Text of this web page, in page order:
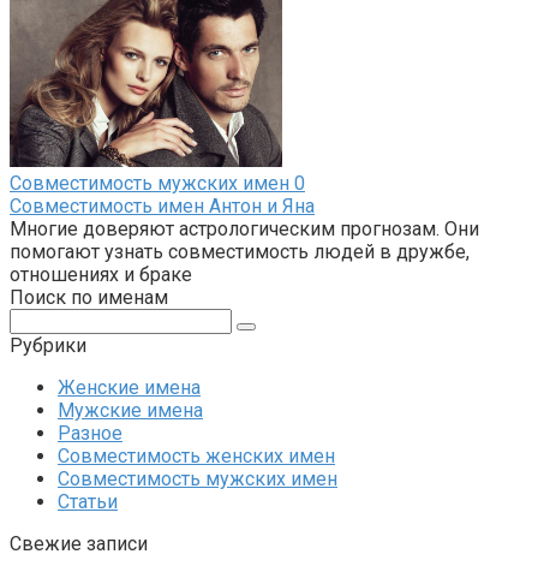
Совместимость мужских имен 0
Совместимость имен Антон и Яна
Многие доверяют астрологическим прогнозам. Они
помогают узнать совместимость людей в дружбе,
отношениях и браке
Поиск по именам
Рубрики
Женские имена
Мужские имена
Разное
Совместимость женских имен
Совместимость мужских имен
Статьи
Свежие записи